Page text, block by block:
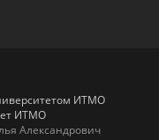
ИТМО
ИТМО
Александрович